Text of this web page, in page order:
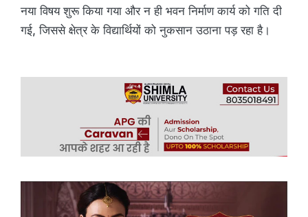
नया विषय शुरू किया गया और न ही भवन निर्माण कार्य को गति दी
गई, जिससे क्षेत्र के विद्यार्थियों को नुकसान उठाना पड़ रहा है।